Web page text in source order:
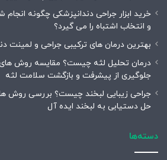
خرید ابزار جراحی دندانپزشکی چگونه
و انتخاب اشتباه را می گیرد؟
بهترین درمان های ترکیبی جراحی و لمینت
درمان تحلیل لثه چیست؟ مقایسه روش های
جلوگیری از پیشرفت و بازگشت سلامت لثه
جراحی زیبایی لبخند چیست؟ بررسی روش
حل دستیابی به لبخند ایده آل
دسته‌ها